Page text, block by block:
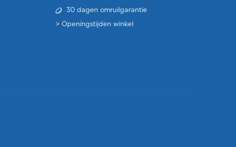
30 dagen omruilgarantie
> Openingstijden winkel